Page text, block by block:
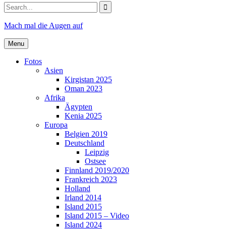
Search
for:
Mach mal die Augen auf
Menu
Fotos
Asien
Kirgistan 2025
Oman 2023
Afrika
Ägypten
Kenia 2025
Europa
Belgien 2019
Deutschland
Leipzig
Ostsee
Finnland 2019/2020
Frankreich 2023
Holland
Irland 2014
Island 2015
Island 2015 – Video
Island 2024